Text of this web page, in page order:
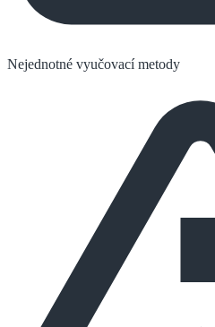
Nejednotné vyučovací metody